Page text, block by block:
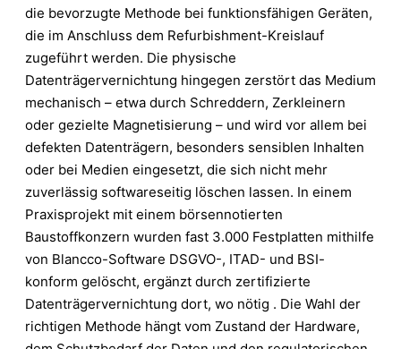
die bevorzugte Methode bei funktionsfähigen Geräten,
die im Anschluss dem Refurbishment-Kreislauf
zugeführt werden. Die physische
Datenträgervernichtung hingegen zerstört das Medium
mechanisch – etwa durch Schreddern, Zerkleinern
oder gezielte Magnetisierung – und wird vor allem bei
defekten Datenträgern, besonders sensiblen Inhalten
oder bei Medien eingesetzt, die sich nicht mehr
zuverlässig softwareseitig löschen lassen. In einem
Praxisprojekt mit einem börsennotierten
Baustoffkonzern wurden fast 3.000 Festplatten mithilfe
von Blancco-Software DSGVO-, ITAD- und BSI-
konform gelöscht, ergänzt durch zertifizierte
Datenträgervernichtung dort, wo nötig . Die Wahl der
richtigen Methode hängt vom Zustand der Hardware,